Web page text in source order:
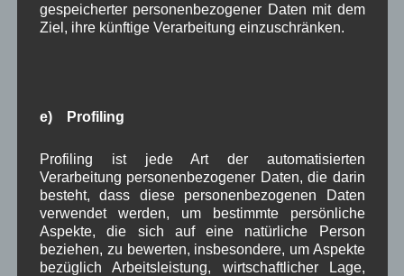
Website
diesem Browser für meinen nächsten
*Datenschutzbedingungen akzeptieren
gespeicherter personenbezogener Daten mit dem
Ziel, ihre künftige Verarbeitung einzuschränken.
e) Profiling
Profiling ist jede Art der automatisierten
Verarbeitung personenbezogener Daten, die darin
besteht, dass diese personenbezogenen Daten
verwendet werden, um bestimmte persönliche
Aspekte, die sich auf eine natürliche Person
beziehen, zu bewerten, insbesondere, um Aspekte
bezüglich Arbeitsleistung, wirtschaftlicher Lage,